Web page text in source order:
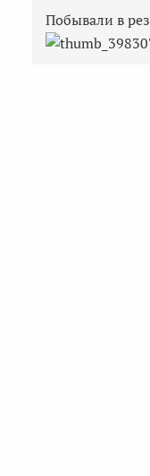
Побывали в